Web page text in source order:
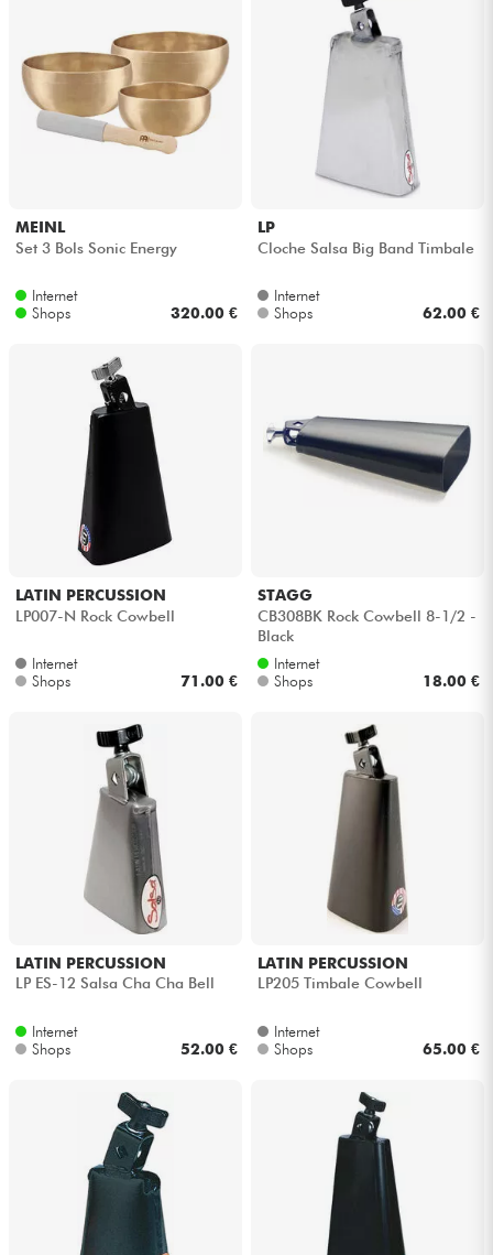
MEINL
Set 3 Bols Sonic Energy
Internet
Shops
320.00 €
LP
Cloche Salsa Big Band Timbale
Internet
Shops
62.00 €
LATIN PERCUSSION
LP007-N Rock Cowbell
Internet
Shops
71.00 €
STAGG
CB308BK Rock Cowbell 8-1/2 -
Black
Internet
Shops
18.00 €
LATIN PERCUSSION
LP ES-12 Salsa Cha Cha Bell
Internet
Shops
52.00 €
LATIN PERCUSSION
LP205 Timbale Cowbell
Internet
Shops
65.00 €